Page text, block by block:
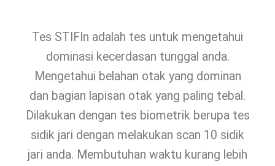
Tes STIFIn adalah tes untuk mengetahui
dominasi kecerdasan tunggal anda.
Mengetahui belahan otak yang dominan
dan bagian lapisan otak yang paling tebal.
Dilakukan dengan tes biometrik berupa tes
sidik jari dengan melakukan scan 10 sidik
jari anda. Membutuhan waktu kurang lebih